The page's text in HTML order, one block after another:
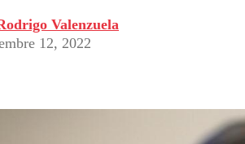
Católica
de Chile
Valenzuela
12, 2022